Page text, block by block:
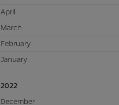
April
March
February
January
2022
December